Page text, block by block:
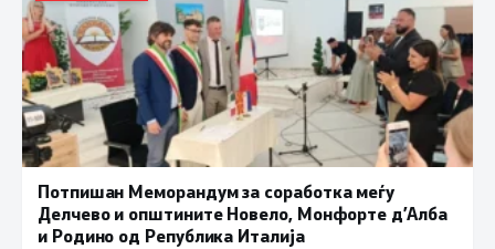
Потпишан Меморандум за соработка меѓу
Делчево и општините Новело, Монфорте д’Алба
и Родино од Република Италија